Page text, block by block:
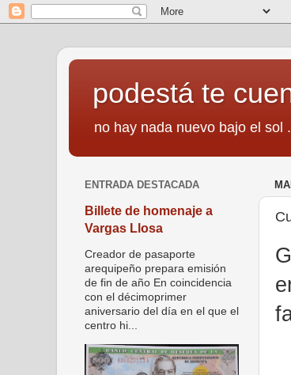
podestá te
no hay nada nuevo bajo el sol
ENTRADA DESTACADA
Billete de homenaje a
Vargas Llosa
Creador de pasaporte
arequipeño prepara emisión
de fin de año En coincidencia
con el décimoprimer
aniversario del día en el que el
centro hi...